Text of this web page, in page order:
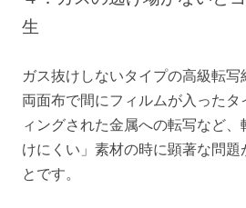
生
ガス抜けしないタイプの高級転写
両面布で間にフィルムが入った
ィングされた金属への転写など
けにくい」素材の時に顕著な問題
とです。